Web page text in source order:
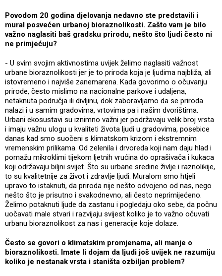
Povodom 20 godina djelovanja nedavno ste predstavili i
mural posvećen urbanoj bioraznolikosti. Zašto vam je bilo
važno naglasiti baš gradsku prirodu, nešto što ljudi često ni
ne primjećuju?
- U svim svojim aktivnostima uvijek želimo naglasiti važnost
urbane bioraznolikosti jer je to priroda koja je ljudima najbliža, ali
istovremeno i najviše zanemarena. Kada govorimo o očuvanju
prirode, često mislimo na nacionalne parkove i udaljena,
netaknuta područja ili divljinu, dok zaboravljamo da se priroda
nalazi i u samim gradovima, vrtovima pa i našim dvorištima.
Urbani ekosustavi su iznimno važni jer podržavaju velik broj vrsta
i imaju važnu ulogu u kvaliteti života ljudi u gradovima, posebice
danas kad smo suočeni s klimatskom krizom i ekstremnim
vremenskim prilikama. Od zelenila i drvoreda koji nam daju hlad i
pomažu mikroklimi tijekom ljetnih vrućina do oprašivača i kukaca
koji održavaju biljni svijet. Što su urbane sredine življe i raznolikije,
to su kvalitetnije za život i zdravlje ljudi. Muralom smo htjeli
upravo to istaknuti, da priroda nije nešto odvojeno od nas, nego
nešto što je prisutno i svakodnevno, ali često neprimijećeno.
Želimo potaknuti ljude da zastanu i pogledaju oko sebe, da počnu
uočavati male stvari i razvijaju svijest koliko je to važno očuvati
urbanu bioraznolikost za nas i generacije koje dolaze.
Često se govori o klimatskim promjenama, ali manje o
bioraznolikosti. Imate li dojam da ljudi još uvijek ne razumiju
koliko je nestanak vrsta i staništa ozbiljan problem?